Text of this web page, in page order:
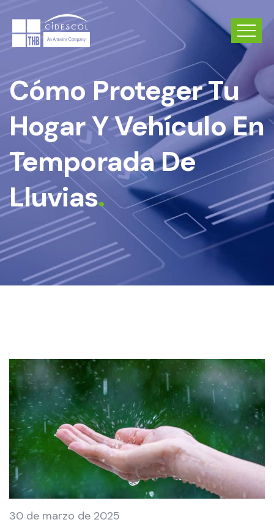
Cómo Proteger Tu
Hogar Y Vehículo En
Temporada De
Lluvias.
30 de marzo de 2025